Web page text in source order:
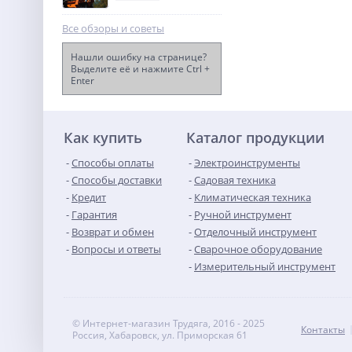
Бензопила Huter BS-2800M
Все обзоры и советы
Нашли ошибку на странице?
Выделите её и нажмите Ctrl +
Enter
Как купить
Способы оплаты
Способы доставки
Кредит
Гарантия
Возврат и обмен
Вопросы и ответы
Каталог продукции
Электроинструменты
Садовая техника
Климатическая техника
Ручной инструмент
Отделочный инструмент
Сварочное оборудование
Измерительный инструмент
© Интернет-магазин Трудяга, 2016 - 2025
Россия, Хабаровск, ул. Приморская 61
Контакты